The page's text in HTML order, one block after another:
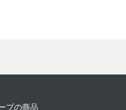
プの商品